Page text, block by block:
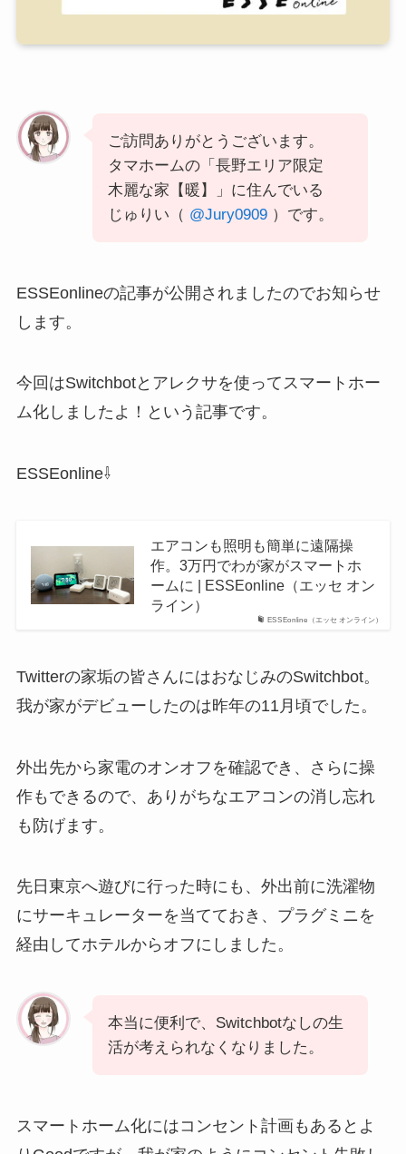
ご訪問ありがとうございます。
タマホームの「長野エリア限定
木麗な家【暖】」に住んでいる
じゅりい（ @Jury0909）です。
ESSEonlineの記事が公開されましたのでお知らせ
します。
今回はSwitchbotとアレクサを使ってスマートホー
ム化しましたよ！という記事です。
ESSEonline⇩
ESSEonline（エッセ オンライン）
エアコンも照明も簡単に遠隔操
作。3万円でわが家がスマートホ
ームに | ESSEonline（エッセ オン
ライン）
Twitterの家垢の皆さんにはおなじみのSwitchbot。
我が家がデビューしたのは昨年の11月頃でした。
外出先から家電のオンオフを確認でき、さらに操
作もできるので、ありがちなエアコンの消し忘れ
も防げます。
先日東京へ遊びに行った時にも、外出前に洗濯物
にサーキュレーターを当てておき、プラグミニを
経由してホテルからオフにしました。
本当に便利で、Switchbotなしの生
活が考えられなくなりました。
スマートホーム化にはコンセント計画もあるとよ